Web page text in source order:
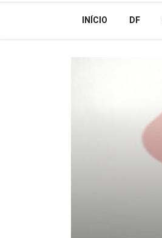
INÍCIO DF